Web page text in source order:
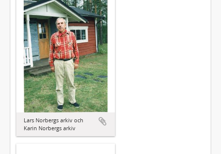
Lars Norbergs arkiv och
Karin Norbergs arkiv